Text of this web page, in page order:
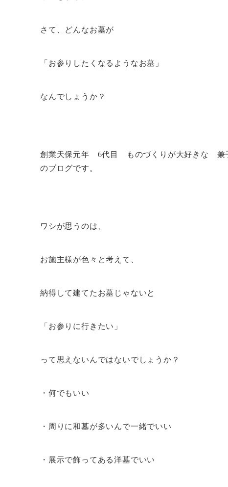
さて、どんなお墓が
「お参りしたくなるようなお墓」
なんでしょうか？
創業天保元年 6代目 ものづくりが大好きな 兼
のブログです。
ワシが思うのは、
お施主様が色々と考えて、
納得して建てたお墓じゃないと
「お参りに行きたい」
って思えないんではないでしょうか？
・何でもいい
・周りに和墓が多いんで一緒でいい
・展示で飾ってある洋墓でいい